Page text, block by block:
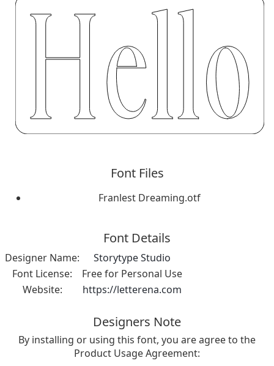
Font Files
Franlest Dreaming.otf
Font Details
Designer Name:
Storytype Studio
Font License:
Free for Personal Use
Website:
https://letterena.com
Designers Note
By installing or using this font, you are agree to the
Product Usage Agreement: